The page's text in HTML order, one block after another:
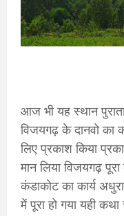
आज भी यह स्थान
विजयगढ़ के दानवो का
लिए प्रकाश किया
मान लिया विजयगढ़
कंडाकोट का कार्य
में पूरा हो गया यही